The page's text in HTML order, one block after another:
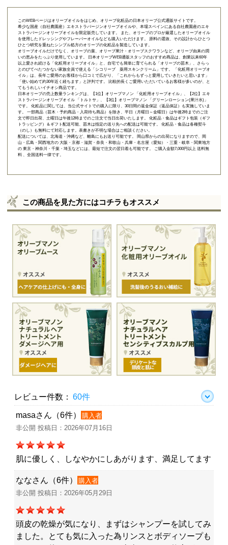
このWEBページはオリーブオイルをはじめ、オリーブ化粧品の日本オリーブ公式通販サイトです。
希少な国産（自社農園産）エキストラバージンオリーブオイルや、本場スペインにある自社農園産のエキ
ストラバージンオリーブオイルを限定販売しています。 また、オリーブのプロが厳選したオリーブオイル
を使用したドレッシングやフレーバーオイルなども購入いただけます。 原料の選抜、その設計からひとつ
ひとつ研究を重ねたシンプル処方のオリーブの化粧品を製造しています。
オリーブオイルだけでなく、オリーブの葉、オリーブ果汁・オリーブスクワランなど、オリーブ由来の潤
いの恵みをたっぷり使用しています。 日本オリーブWEB通販スタッフのおすすめ商品は、創業以来60年
以上愛され続ける「 化粧用オリーブオイル 」と、自宅でも簡単に育てられる「 オリーブの苗木 」、さらっ
とのびてべたつかない家族全員で使える「 シコリーブ 薬用スキンクリーム 」です。 「化粧用オリーブオ
イル」は、長年ご愛用のお客様から口コミで広がり、「これからもずっと愛用していきたいと思います」
「使い始めて約30年近く経ちます」と評判です。 比較的長くご愛用いただいているお客様が多いのが、と
てもうれしいイチオシ商品です。
日本オリーブの売上数量ランキングは、【1位】オリーブマノン 「 化粧用オリーブオイル 」、【2位】 エキ
ストラバージンオリーブオイル 「トルトサ」 、【3位】 オリーブマノン 「グリーンローション(果汁水)」
です。 化粧品に関しては、当公式サイトでの購入に限り、 30日間の返金保証（返品保証）
も実施していま
す。 一部商品（苗木・予約商品・入荷待ち商品）を除き、平日（月曜日～金曜日）は午後2時までのご注
文で即日出荷、土曜日は午後12時までのご注文で当日出荷いたします。 化粧品・食品はギフト包装（ギフ
トラッピング）＆ギフト配送可能、苗木は指定の送り先への配送は可能です。 化粧品・食品は各種熨斗
（のし）も無料にて対応します。表書きが不明な場合はご相談ください。
配送については、北海道・沖縄など、離島にもお送り可能です。 岡山県からの出荷になりますので、岡
山・広島・関西地方の 大阪・京都・滋賀・奈良・和歌山・兵庫・名古屋（愛知）・三重・岐阜・関東地方
の 東京・神奈川・千葉・埼玉などには、最短で注文の翌日着も可能です。 ご購入金額7,000円以上 送料無
料 、全国送料一律です。
この商品を見た方にはコチラもオススメ
レビュー件数： 60件
masaさん（6件）
購入者
非公開 投稿日：2026年07月16日
肌に優しく、しなやかにしあがります、満足してます
ななさん（6件）
購入者
非公開 投稿日：2026年05月29日
頭皮の乾燥が気になり、まずはシャンプーを試してみ
ました。とても気に入った為リンスとボディソープも